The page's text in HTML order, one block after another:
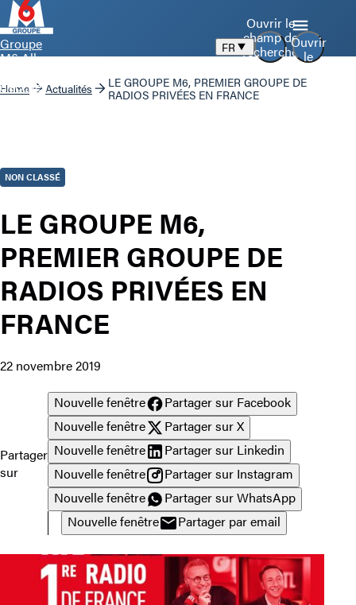
Groupe
M6 Aller
d’accueil
Ouvrir
le
FR
Ouvrir le
champ de
recherche
Home Actualités
LE GROUPE M6, PREMIER GROUPE DE
RADIOS PRIVÉES EN FRANCE
NON CLASSÉ
LE GROUPE M6,
PREMIER GROUPE DE
RADIOS PRIVÉES EN
FRANCE
22 novembre 2019
Partager
sur
Nouvelle fenêtre
Partager sur Facebook
Nouvelle fenêtre
Partager sur X
Nouvelle fenêtre
Partager sur Linkedin
Nouvelle fenêtre
Partager sur Instagram
Nouvelle fenêtre
Partager sur WhatsApp
Nouvelle fenêtre
Partager par email